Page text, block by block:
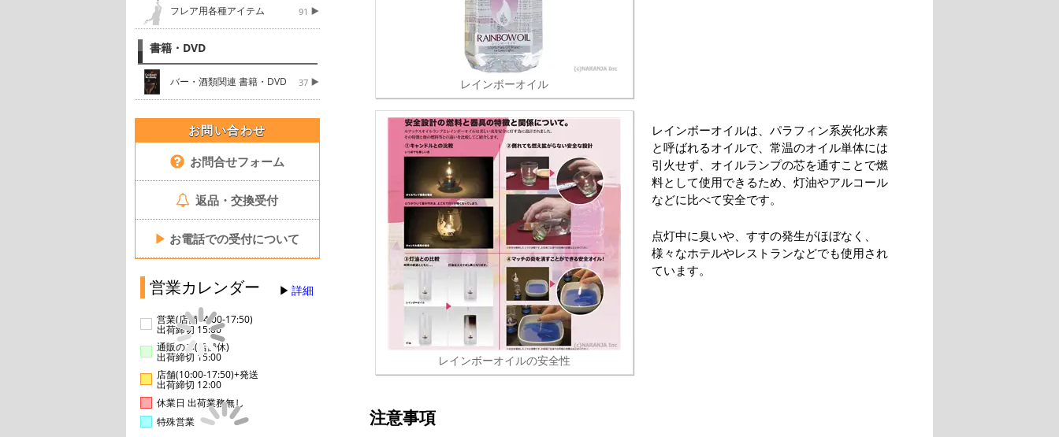
フレア用各種アイテム 91
書籍・DVD
バー・酒類関連 書籍・DVD 37
お問い合わせ
お問合せフォーム
返品・交換受付
▶ お電話での受付について
営業カレンダー 詳細
営業(店舗14:00-17:50)
出荷締切 15:00
通販のみ(店舗休)
出荷締切 15:00
店舗(10:00-17:50)+発送
出荷締切 12:00
休業日 出荷業務無し
特殊営業
レインボーオイル
レインボーオイルの安全性
レインボーオイルは、パラフィン系炭化水素
と呼ばれるオイルで、常温のオイル単体には
引火せず、オイルランプの芯を通すことで燃
料として使用できるため、灯油やアルコール
などに比べて安全です。
点灯中に臭いや、すすの発生がほぼなく、
様々なホテルやレストランなどでも使用され
ています。
注意事項